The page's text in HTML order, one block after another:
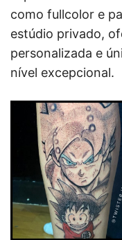
como fullcolor e
estúdio privado,
personalizada e
nível excepcional.